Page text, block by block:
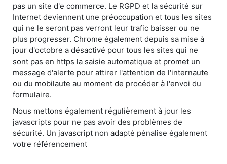
pas un site d'e commerce. Le RGPD et la sécurité sur
Internet deviennent une préoccupation et tous les sites
qui ne le seront pas verront leur trafic baisser ou ne
plus progresser. Chrome également depuis sa mise à
jour d'octobre a désactivé pour tous les sites qui ne
sont pas en https la saisie automatique et promet un
message d'alerte pour attirer l'attention de l'internaute
ou du mobilaute au moment de procéder à l'envoi du
formulaire.
Nous mettons également régulièrement à jour les
javascripts pour ne pas avoir des problèmes de
sécurité. Un javascript non adapté pénalise également
votre référencement